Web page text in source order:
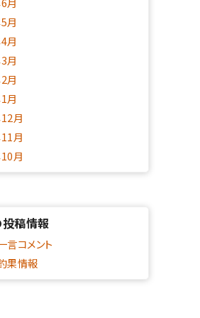
月
月
月
月
月
月
月
月
稿情報
言コメント
果情報